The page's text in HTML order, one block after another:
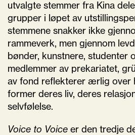
utvalgte stemmer fra Kina
grupper i løpet av
stemmene snakker ikke
rammeverk, men gjennom
bønder, kunstnere, studenter
medlemmer av prekariatet,
av fond reflekterer ærlig over
former deres liv, deres
selvfølelse.
Voice to Voice er den tredje